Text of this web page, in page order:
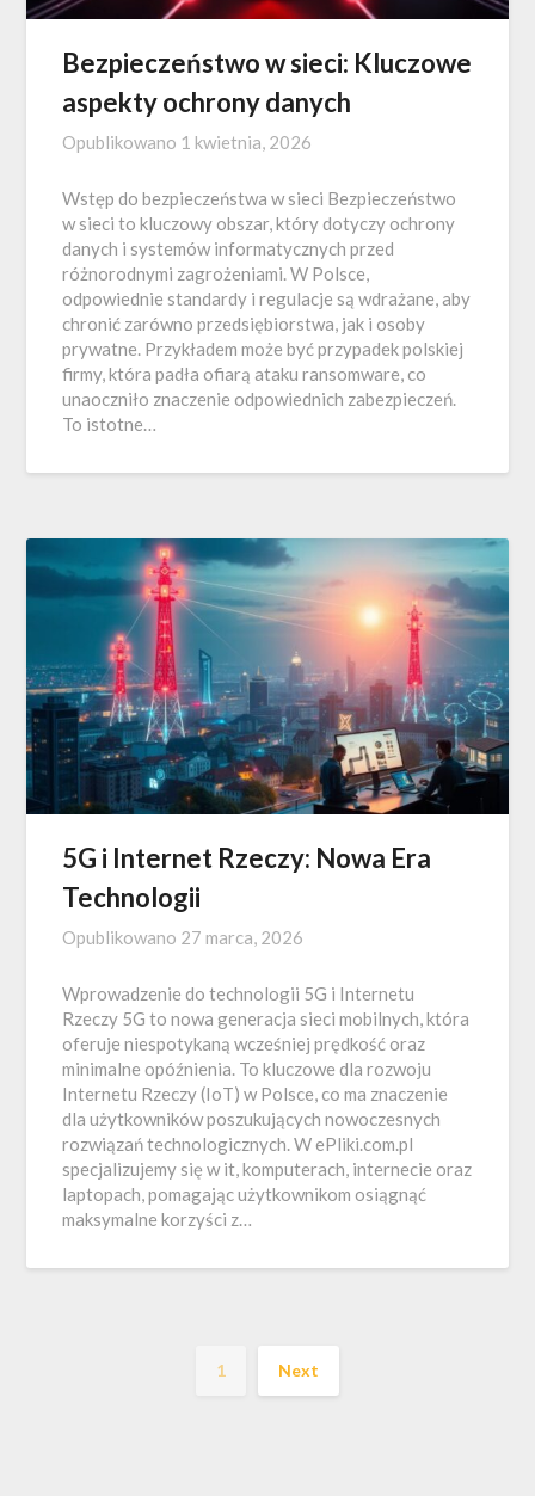
Bezpieczeństwo w sieci: Kluczowe
aspekty ochrony danych
Opublikowano 1 kwietnia, 2026
Wstęp do bezpieczeństwa w sieci Bezpieczeństwo
w sieci to kluczowy obszar, który dotyczy ochrony
danych i systemów informatycznych przed
różnorodnymi zagrożeniami. W Polsce,
odpowiednie standardy i regulacje są wdrażane, aby
chronić zarówno przedsiębiorstwa, jak i osoby
prywatne. Przykładem może być przypadek polskiej
firmy, która padła ofiarą ataku ransomware, co
unaoczniło znaczenie odpowiednich zabezpieczeń.
To istotne…
5G i Internet Rzeczy: Nowa Era
Technologii
Opublikowano 27 marca, 2026
Wprowadzenie do technologii 5G i Internetu
Rzeczy 5G to nowa generacja sieci mobilnych, która
oferuje niespotykaną wcześniej prędkość oraz
minimalne opóźnienia. To kluczowe dla rozwoju
Internetu Rzeczy (IoT) w Polsce, co ma znaczenie
dla użytkowników poszukujących nowoczesnych
rozwiązań technologicznych. W ePliki.com.pl
specjalizujemy się w it, komputerach, internecie oraz
laptopach, pomagając użytkownikom osiągnąć
maksymalne korzyści z…
1 Next